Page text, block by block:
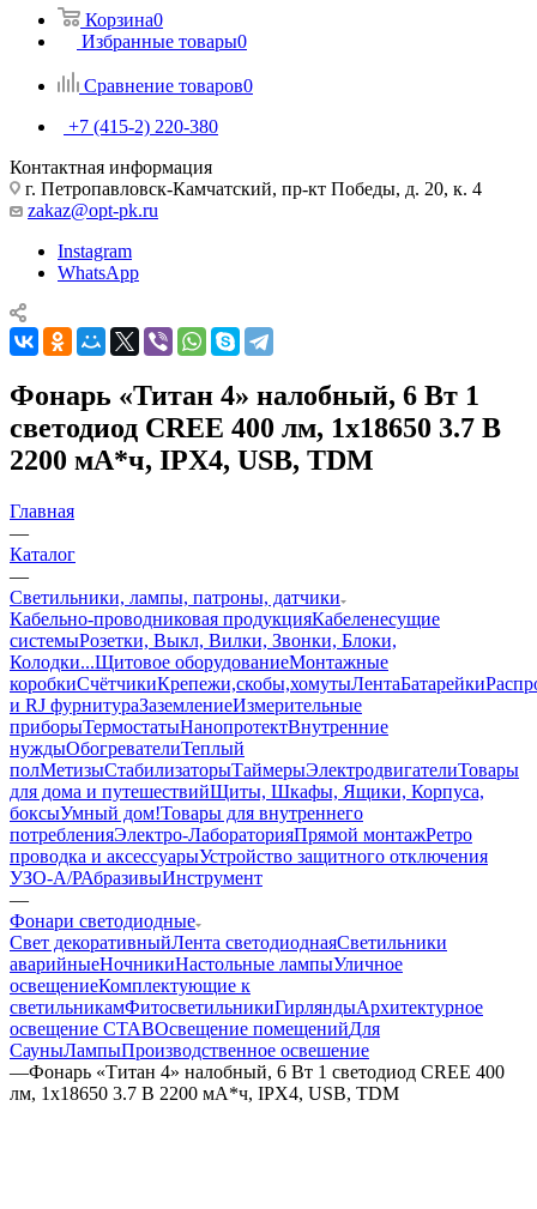
Корзина0
Избранные товары0
Сравнение товаров0
+7 (415-2) 220-380
Контактная информация
г. Петропавловск-Камчатский, пр-кт Победы, д. 20, к. 4
zakaz@opt-pk.ru
Instagram
WhatsApp
Фонарь «Титан 4» налобный, 6 Вт 1
светодиод CREE 400 лм, 1х18650 3.7 В
2200 мА*ч, IPX4, USB, TDM
Главная
—
Каталог
—
Светильники, лампы, патроны, датчики
Кабельно-проводниковая продукцияКабеленесущие
системыРозетки, Выкл, Вилки, Звонки, Блоки,
Колодки...Щитовое оборудованиеМонтажные
коробкиСчётчикиКрепежи,скобы,хомутыЛентаБатарейки
и RJ фурнитураЗаземлениеИзмерительные
приборыТермостатыНанопротектВнутренние
нуждыОбогревателиТеплый
полМетизыСтабилизаторыТаймерыЭлектродвигателиТовары
для дома и путешествийЩиты, Шкафы, Ящики, Корпуса,
боксыУмный дом!Товары для внутреннего
потребленияЭлектро-ЛабораторияПрямой монтажРетро
проводка и аксессуарыУстройство защитного отключения
УЗО-А/РАбразивыИнструмент
—
Фонари светодиодные
Свет декоративныйЛента светодиоднаяСветильники
аварийныеНочникиНастольные лампыУличное
освещениеКомплектующие к
светильникамФитосветильникиГирляндыАрхитектурное
освещение СТАВОсвещение помещенийДля
СауныЛампыПроизводственное освешение
—Фонарь «Титан 4» налобный, 6 Вт 1 светодиод CREE 400
лм, 1х18650 3.7 В 2200 мА*ч, IPX4, USB, TDM